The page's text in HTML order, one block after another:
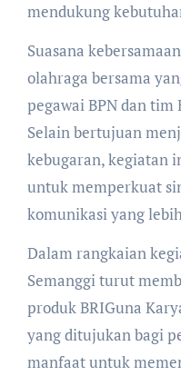
mendukung
Suasana
olahraga bersama
pegawai BPN dan tim
Selain bertujuan
kebugaran, kegiatan
untuk memperkuat
komunikasi yang
Dalam rangkaian
Semanggi turut
produk BRIGuna
yang ditujukan bagi
manfaat untuk